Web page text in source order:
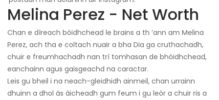
Melina Perez - Net Worth
Chan e dìreach bòidhchead le brains a th ’ann am Melina
Perez, ach tha e coltach nuair a bha Dia ga cruthachadh,
chuir e freumhachadh nan trì tomhasan de bhòidhchead,
eanchainn agus gaisgeachd na caractar.
Leis gu bheil i na neach-gleidhidh ainmeil, chan urrainn
dhuinn a dhol às àicheadh ​​gum feum i gu leòr a chuir ris a